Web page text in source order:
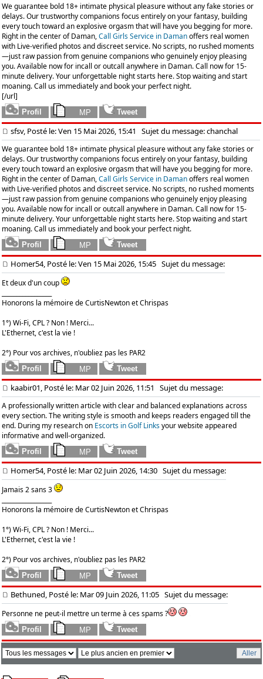
We guarantee bold 18+ intimate physical pleasure without any fake stories or
delays. Our trustworthy companions focus entirely on your fantasy, building
every touch toward an explosive orgasm that will have you begging for more.
Right in the center of Daman,Call Girls Service in Damanoffers real women
with Live-verified photos and discreet service. No scripts, no rushed moments
—just raw passion from genuine companions who genuinely enjoy pleasing
you. Available now for incall or outcall anywhere in Daman. Call now for 15-
minute delivery. Your unforgettable night starts here. Stop waiting and start
moaning. Call us immediately and book your perfect night.
[/url]
sfsv, Posté le: Ven 15 Mai 2026, 15:41 Sujet du message: chanchal
We guarantee bold 18+ intimate physical pleasure without any fake stories or
delays. Our trustworthy companions focus entirely on your fantasy, building
every touch toward an explosive orgasm that will have you begging for more.
Right in the center of Daman,Call Girls Service in Damanoffers real women
with Live-verified photos and discreet service. No scripts, no rushed moments
—just raw passion from genuine companions who genuinely enjoy pleasing
you. Available now for incall or outcall anywhere in Daman. Call now for 15-
minute delivery. Your unforgettable night starts here. Stop waiting and start
moaning. Call us immediately and book your perfect night.
Homer54, Posté le: Ven 15 Mai 2026, 15:45 Sujet du message:
Et deux d'un coup
Honorons la mémoire de CurtisNewton et Chrispas
1°) Wi-Fi, CPL ? Non ! Merci...
L'Ethernet, c'est la vie !
2°) Pour vos archives, n'oubliez pas les PAR2
kaabir01, Posté le: Mar 02 Juin 2026, 11:51 Sujet du message:
A professionally written article with clear and balanced explanations across
every section. The writing style is smooth and keeps readers engaged till the
end. During my research on Escorts in Golf Linksyour website appeared
informative and well-organized.
Homer54, Posté le: Mar 02 Juin 2026, 14:30 Sujet du message:
Jamais 2 sans 3
Honorons la mémoire de CurtisNewton et Chrispas
1°) Wi-Fi, CPL ? Non ! Merci...
L'Ethernet, c'est la vie !
2°) Pour vos archives, n'oubliez pas les PAR2
Bethuned, Posté le: Mar 09 Juin 2026, 11:05 Sujet du message:
Personne ne peut-il mettre un terme à ces spams ?